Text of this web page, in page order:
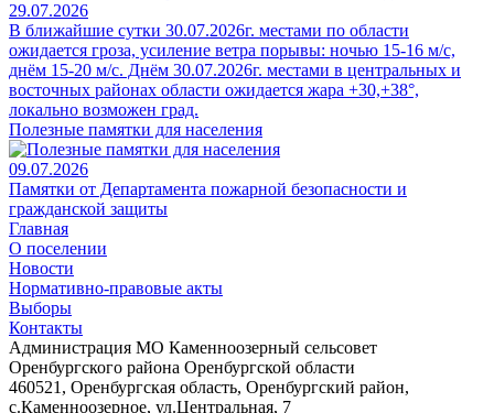
29.07.2026
В ближайшие сутки 30.07.2026г. местами по области
ожидается гроза, усиление ветра порывы: ночью 15-16 м/с,
днём 15-20 м/с. Днём 30.07.2026г. местами в центральных и
восточных районах области ожидается жара +30,+38°,
локально возможен град.
Полезные памятки для населения
09.07.2026
Памятки от Департамента пожарной безопасности и
гражданской защиты
Главная
О поселении
Новости
Нормативно-правовые акты
Выборы
Контакты
Администрация МО Каменноозерный сельсовет
Оренбургского района Оренбургской области
460521, Оренбургская область, Оренбургский район,
с.Каменноозерное, ул.Центральная, 7